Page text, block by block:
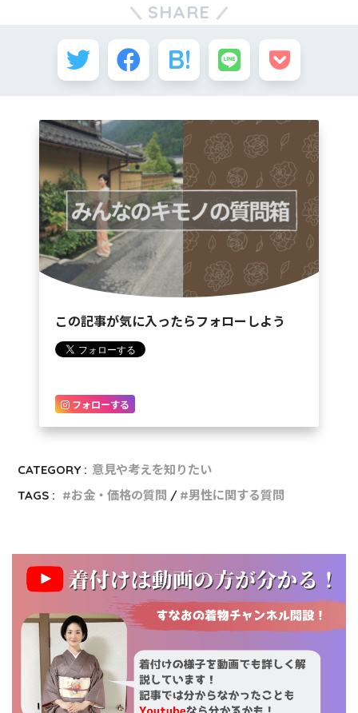
SHARE
この記事が気に入ったらフォローしよう
フォローする
CATEGORY : 意見や考えを知りたい
TAGS :
お金・価格の質問 男性に関する質問